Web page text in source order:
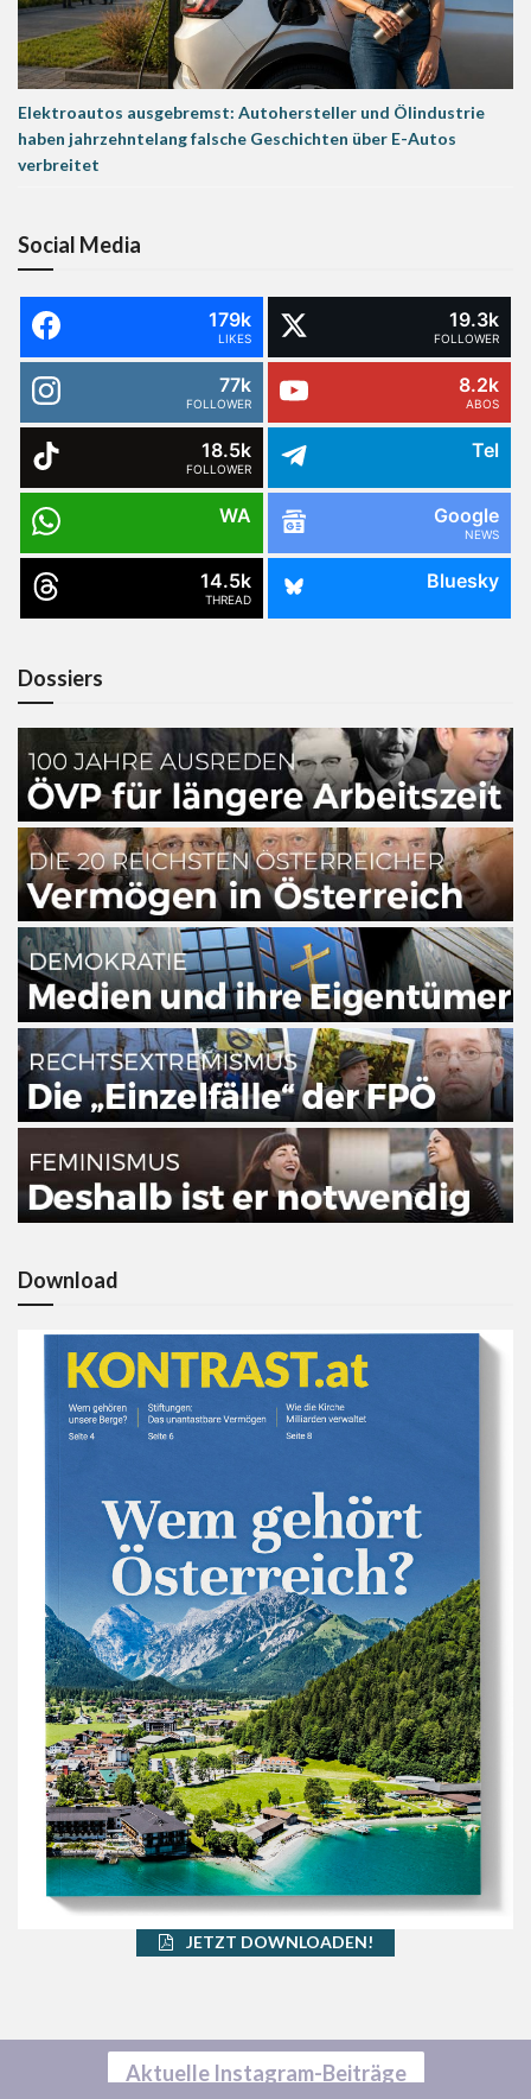
Elektroautos ausgebremst: Autohersteller und Ölindustrie
haben jahrzehntelang falsche Geschichten über E-Autos
verbreitet
Social Media
179k
LIKES
19.3k
FOLLOWER
77k
FOLLOWER
8.2k
ABOS
18.5k
FOLLOWER
Tel
WA Google
NEWS
14.5k
THREAD
Bluesky
Dossiers
Download
JETZT DOWNLOADEN!
Aktuelle Instagram-Beiträge